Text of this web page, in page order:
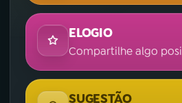
ELOGIO
Compartilhe algo
SUGESTÃO